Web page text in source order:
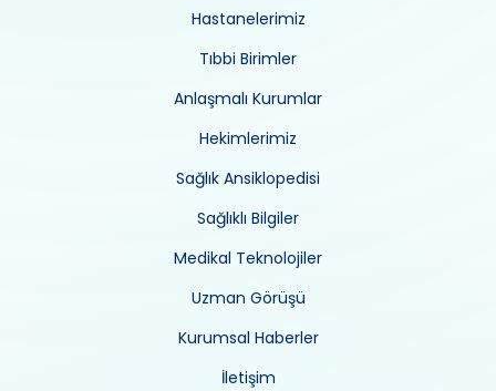
Hastanelerimiz
Tıbbi Birimler
Anlaşmalı Kurumlar
Hekimlerimiz
Sağlık Ansiklopedisi
Sağlıklı Bilgiler
Medikal Teknolojiler
Uzman Görüşü
Kurumsal Haberler
İletişim